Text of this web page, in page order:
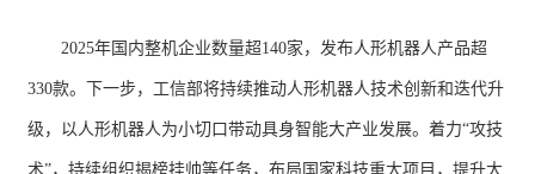
2025年国内整机企业数量超140家，发布人形机器人产品超
330款。下一步，工信部将持续推动人形机器人技术创新和迭代升
级，以人形机器人为小切口带动具身智能大产业发展。着力“攻技
术”，持续组织揭榜挂帅等任务，布局国家科技重大项目，提升大